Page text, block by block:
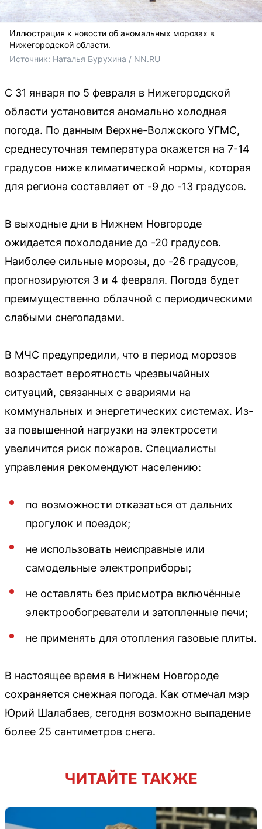
Иллюстрация к новости об аномальных морозах в
Нижегородской области.
Источник: Наталья Бурухина / NN.RU
С 31 января по 5 февраля в Нижегородской
области установится аномально холодная
погода. По данным Верхне-Волжского УГМС,
среднесуточная температура окажется на 7-14
градусов ниже климатической нормы, которая
для региона составляет от -9 до -13 градусов.
В выходные дни в Нижнем Новгороде
ожидается похолодание до -20 градусов.
Наиболее сильные морозы, до -26 градусов,
прогнозируются 3 и 4 февраля. Погода будет
преимущественно облачной с периодическими
слабыми снегопадами.
В МЧС предупредили, что в период морозов
возрастает вероятность чрезвычайных
ситуаций, связанных с авариями на
коммунальных и энергетических системах. Из-
за повышенной нагрузки на электросети
увеличится риск пожаров. Специалисты
управления рекомендуют населению:
по возможности отказаться от дальних
прогулок и поездок;
не использовать неисправные или
самодельные электроприборы;
не оставлять без присмотра включённые
электрообогреватели и затопленные печи;
не применять для отопления газовые плиты.
В настоящее время в Нижнем Новгороде
сохраняется снежная погода. Как отмечал мэр
Юрий Шалабаев, сегодня возможно выпадение
более 25 сантиметров снега.
ЧИТАЙТЕ ТАКЖЕ